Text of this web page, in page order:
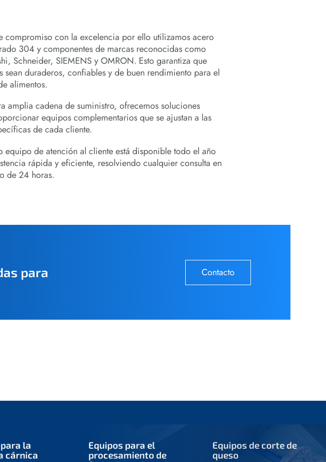
compromiso con la excelencia por ello utilizamos acero
304 y componentes de marcas reconocidas como
Schneider, SIEMENS y OMRON. Esto garantiza que
sean duraderos, confiables y de buen rendimiento para el
alimentos.
amplia cadena de suministro, ofrecemos soluciones
equipos complementarios que se ajustan a las
de cada cliente.
equipo de atención al cliente está disponible todo el año
rápida y eficiente, resolviendo cualquier consulta en
de 24 horas.
para
Contacto
la
cárnica
Equipos para el
procesamiento de
Equipos de corte de
queso